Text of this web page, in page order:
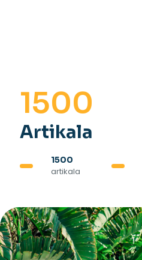
1500
Artikala
1500
artikala